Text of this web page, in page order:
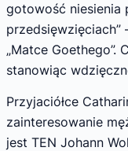
gotowość niesienia
„Matce Goethego”.
stanowiąc
Przyjaciółce
zainteresowanie
jest TEN Johann